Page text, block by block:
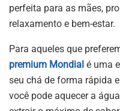
perfeita para as mães,
relaxamento e bem-estar.
Para aqueles que
premium Mondial é uma
seu chá de forma rápida
você pode aquecer a